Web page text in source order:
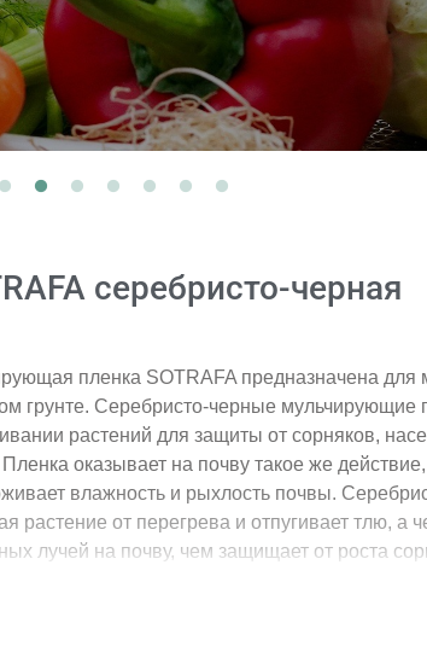
серебристо-черная
пленка SOTRAFA предназначена для
грунте. Серебристо-черные мульчирующие
растений для защиты от сорняков,
оказывает на почву такое же
влажность и рыхлость почвы.
растение от перегрева и отпугивает тлю, а
лучей на почву, чем защищает от роста